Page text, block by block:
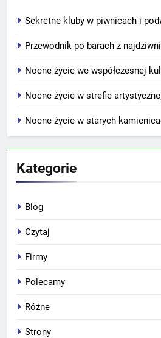
Sekretne kluby w piwnicach i
Przewodnik po barach z
Nocne życie we współczesnej
Nocne życie w strefie
Nocne życie w starych
Kategorie
Blog
Czytaj
Firmy
Polecamy
Różne
Strony